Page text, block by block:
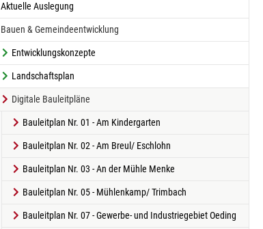
Aktuelle Auslegung
Bauen & Gemeindeentwicklung
Entwicklungskonzepte
Landschaftsplan
Digitale Bauleitpläne
Bauleitplan Nr. 01 - Am Kindergarten
Bauleitplan Nr. 02 - Am Breul/ Eschlohn
Bauleitplan Nr. 03 - An der Mühle Menke
Bauleitplan Nr. 05 - Mühlenkamp/ Trimbach
Bauleitplan Nr. 07 - Gewerbe- und Industriegebiet Oeding